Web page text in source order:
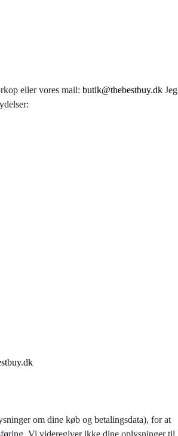
eller vores mail: butik@thebestbuy.dk Jeg
om dine køb og betalingsdata), for at
Vi videregiver ikke dine oplysninger til